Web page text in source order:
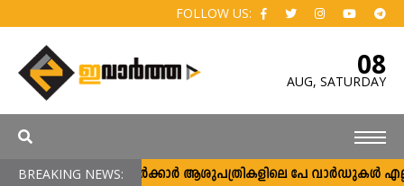
FOLLOW US:
08
AUG, SATURDAY
BREAKING NEWS:സർക്കാർ ആശുപത്രികളിലെ പേ വാർഡുകൾ